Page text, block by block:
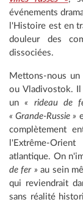
événements
l'Histoire est en
douleur des
dissociées.
Mettons-nous
ou Vladivostok. Il
un« rideau de
« Grande-Russie »
complètement
l'Extrême-
atlantique. On
de fer »au sein
qui reviendrait
sans réalité